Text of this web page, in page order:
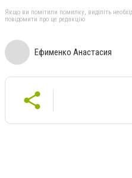
Якщо ви помітили помилку, виділіть
повідомити про це редакцію
Ефименко Анастасия